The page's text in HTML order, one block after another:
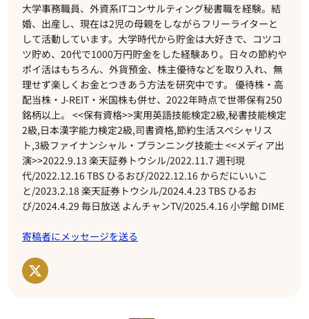
大学事務職員、外資系ITコンサルティング秘書職を経験。結
婚、出産し、現在は2児の母親をしながらフリーライターと
して活動しています。大学時代から貯金は大好きで、コツコ
ツ貯め、20代で1000万円貯金をした経験あり。日々の節約や
ポイ活はもちろん、外貨預金、株主優待などを取り入れ、無
理せず楽しくお金とつきあう方法を研究中です。 優待株・高
配当株・J-REIT・米国株も併せ、2022年時点で世帯保有250
銘柄以上。 <<保有資格>>実用英語技能検定2級,秘書技能検定
2級,日本漢字能力検定2級,司書資格,節約生活スペシャリス
ト,3級ファイナンシャル・プランニング技能士 <<メディア出
演>>2022.9.13 楽天証券トウシル/2022.11.7 週刊現
代/2022.12.16 TBS ひるおび/2022.12.16 からだにいいこ
と/2023.2.18 楽天証券トウシル/2024.4.23 TBS ひるお
び/2024.4.29 毎日放送 よんチャンTV/2025.4.16 小学館 DIME
寄稿者にメッセージを送る